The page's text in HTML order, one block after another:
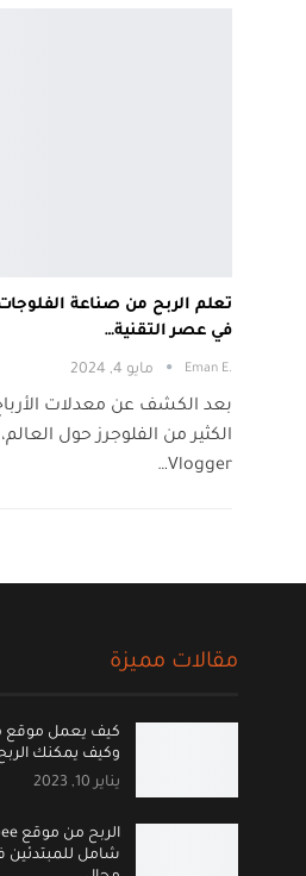
تعلم الربح من صناعة
في عصر التقنية…
.Eman E مايو 4, 2024
بعد الكشف عن معدلات
الكثير من الفلوجرز حول
Vlogger…
مقالات مميزة
كيف يعمل موقع
وكيف يمكنك
يناير 10, 2023
شامل للمبتدئين